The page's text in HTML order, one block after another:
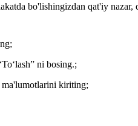
bo'lishingizdan qat'iy nazar,
ni bosing.;
kiriting;